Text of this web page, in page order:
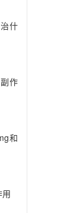
什
作
和